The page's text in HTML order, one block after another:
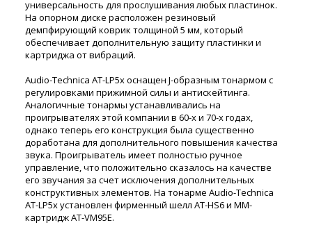
универсальность для прослушивания любых пластинок.
На опорном диске расположен резиновый
демпфирующий коврик толщиной 5 мм, который
обеспечивает дополнительную защиту пластинки и
картриджа от вибраций.
Audio-Technica AT-LP5x оснащен J-образным тонармом с
регулировками прижимной силы и антискейтинга.
Аналогичные тонармы устанавливались на
проигрывателях этой компании в 60-х и 70-х годах,
однако теперь его конструкция была существенно
доработана для дополнительного повышения качества
звука. Проигрыватель имеет полностью ручное
управление, что положительно сказалось на качестве
его звучания за счет исключения дополнительных
конструктивных элементов. На тонарме Audio-Technica
AT-LP5x установлен фирменный шелл AT-HS6 и MM-
картридж AT-VM95E.